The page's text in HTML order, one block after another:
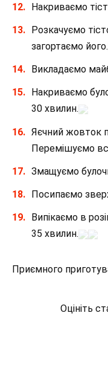
Накриваємо
Розкачуємо
загортаємо його.
Викладаємо
Накриваємо
30 хвилин.
Яєчний жовток
Перемішуємо
Змащуємо
Посипаємо
Випікаємо в
35 хвилин.
Приємного
Оцініть